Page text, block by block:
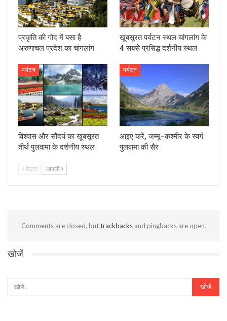
प्रकृति की गोद में बसा है
अरुणाचल प्रदेश का चांगलांग
खूबसूरत पर्यटन स्थल चांगलांग के
4 सबसे प्रसिद्ध दर्शनीय स्थल
पर्यटन
विश्वास और सौंदर्य का खूबसूरत
तीर्थ पुलवामा के दर्शनीय स्‍थल
पर्यटन
आइए करें, जम्‍मू–कश्‍मीर के स्वर्ग
पुलवामा की सैर
पिछला आगामी
Comments are closed, buttrackbacksand pingbacks are open.
खोजें